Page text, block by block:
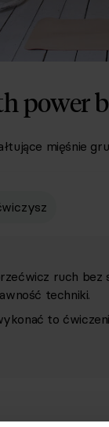
power
mięśnie
ruch
techniki.
to